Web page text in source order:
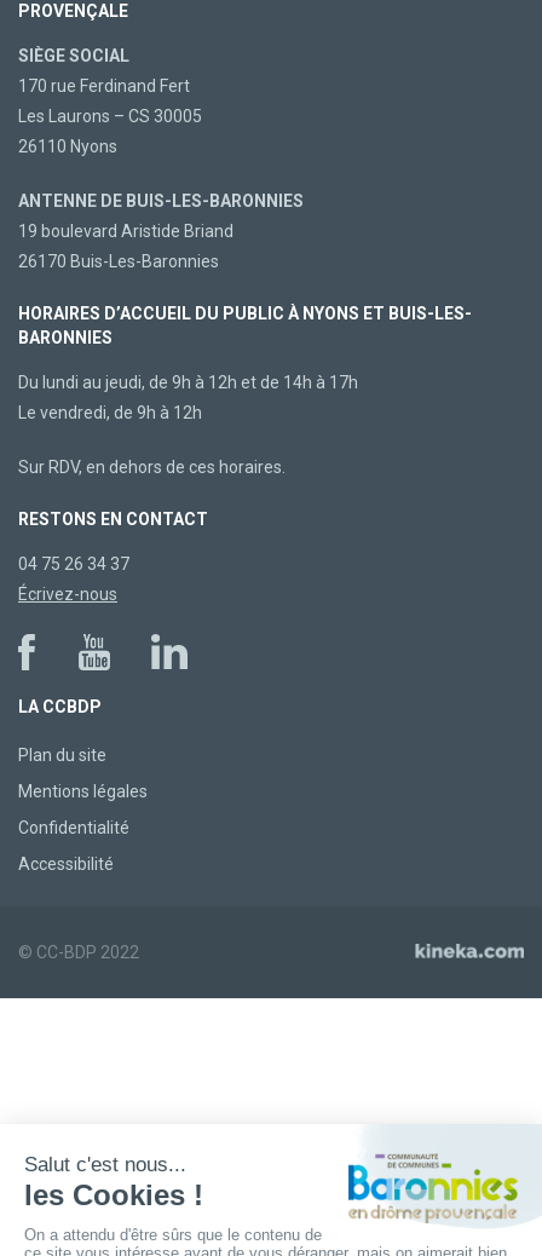
PROVENÇALE
SIÈGE SOCIAL
170 rue Ferdinand Fert
Les Laurons – CS 30005
26110 Nyons
ANTENNE DE BUIS-LES-BARONNIES
19 boulevard Aristide Briand
26170 Buis-Les-Baronnies
HORAIRES D’ACCUEIL DU PUBLIC À NYONS ET BUIS-LES-
BARONNIES
Du lundi au jeudi, de 9h à 12h et de 14h à 17h
Le vendredi, de 9h à 12h
Sur RDV, en dehors de ces horaires.
RESTONS EN CONTACT
04 75 26 34 37
Écrivez-nous
LA CCBDP
Plan du site
Mentions légales
Confidentialité
Accessibilité
© CC-BDP 2022